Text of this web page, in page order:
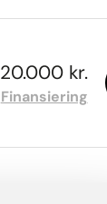
20.000 kr.
Finansiering